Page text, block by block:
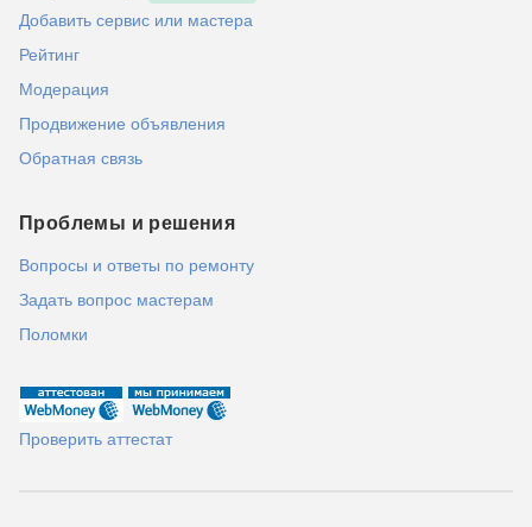
Добавить сервис или мастера
Рейтинг
Модерация
Продвижение объявления
Обратная связь
Проблемы и решения
Вопросы и ответы по ремонту
Задать вопрос мастерам
Поломки
Проверить аттестат